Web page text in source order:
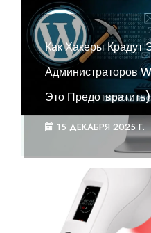
Как Хакеры Крадут
Администраторов
Это Предотвратить)
15 ДЕКАБРЯ 2025 Г.